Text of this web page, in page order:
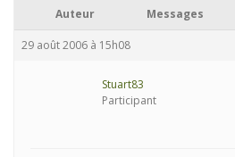
Auteur Messages
29 août 2006 à 15h08
Stuart83
Participant